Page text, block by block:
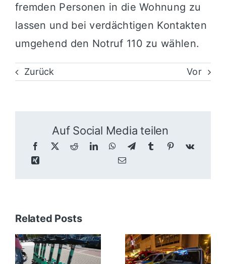
fremden Personen in die Wohnung zu
lassen und bei verdächtigen Kontakten
umgehend den Notruf 110 zu wählen.
Zurück Vor
Auf Social Media teilen
Related Posts